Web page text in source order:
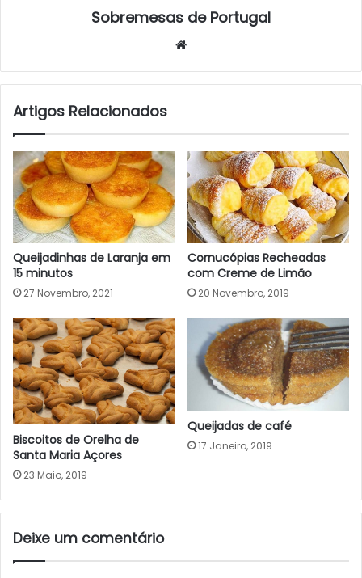
Sobremesas de Portugal
Artigos Relacionados
Queijadinhas de Laranja em
15 minutos
27 Novembro, 2021
Cornucópias Recheadas
com Creme de Limão
20 Novembro, 2019
Biscoitos de Orelha de
Santa Maria Açores
23 Maio, 2019
Queijadas de café
17 Janeiro, 2019
Deixe um comentário